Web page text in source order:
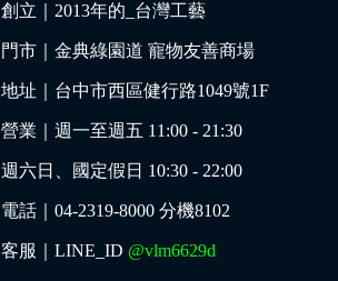
創立｜2013年的_台灣工藝
門市｜金典綠園道 寵物友善商場
地址｜ 台中市西區健行路1049號1F
營業｜週一至週五 11:00 - 21:30
週六日、國定假日 10:30 - 22:00
電話｜04-2319-8000 分機8102
客服｜LINE_ID @vlm6629d